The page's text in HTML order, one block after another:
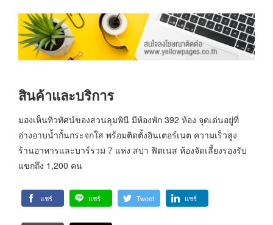
สินค้าและบริการ
มองเห็นทิวทัศน์ของสวนลุมพินี มีห้องพัก 392 ห้อง จุดเด่นอยู่ที่
อ่างอาบน้ำกั้นกระจกใส พร้อมติดตั้งอินเตอร์เนต ความเร็วสูง
ร้านอาหารและบาร์รวม 7 แห่ง สปา ฟิตเนส ห้องจัดเลี้ยงรองรับ
แขกถึง 1,200 คน
แชร์ แชร์ Tweet แชร์